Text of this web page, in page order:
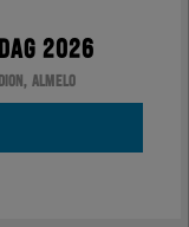
2026
ALMELO